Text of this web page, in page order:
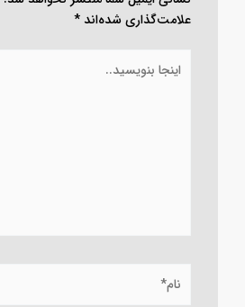
علامت‌گذاری شده‌اند*
بنویسید..